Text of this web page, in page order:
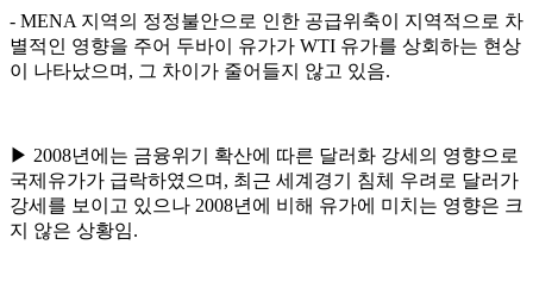
- MENA 지역의 정정불안으로 인한 공급위축이 지역적으로 차
별적인 영향을 주어 두바이 유가가 WTI 유가를 상회하는 현상
이 나타났으며, 그 차이가 줄어들지 않고 있음.
▶ 2008년에는 금융위기 확산에 따른 달러화 강세의 영향으로
국제유가가 급락하였으며, 최근 세계경기 침체 우려로 달러가
강세를 보이고 있으나 2008년에 비해 유가에 미치는 영향은 크
지 않은 상황임.